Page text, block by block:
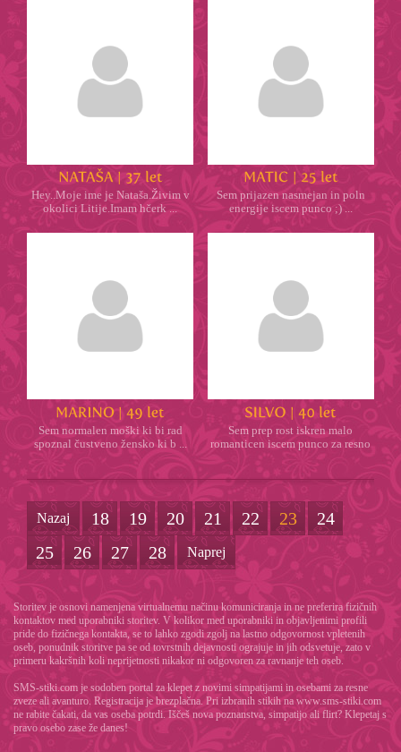
Hey..Moje ime je Nataša.Živim v
okolici Litije.Imam hčerk ...
Sem prijazen nasmejan in poln
energije iscem punco ;) ...
Sem normalen moški ki bi rad
spoznal čustveno žensko ki b ...
Sem prep rost iskren malo
romanticen iscem punco za resno
ra ...
Nazaj 18 19 20 21 22 23
24
25
26 27 28 Naprej
Storitev je osnovi namenjena virtualnemu načinu komuniciranja in ne preferira fizičnih
kontaktov med uporabniki storitev. V kolikor med uporabniki in objavljenimi profili
pride do fizičnega kontakta, se to lahko zgodi zgolj na lastno odgovornost vpletenih
oseb, ponudnik storitve pa se od tovrstnih dejavnosti ograjuje in jih odsvetuje, zato v
primeru kakršnih koli neprijetnosti nikakor ni odgovoren za ravnanje teh oseb.
SMS-stiki.com je sodoben portal za klepet z novimi simpatijami in osebami za resne
zveze ali avanturo. Registracija je brezplačna. Pri izbranih stikih na www.sms-stiki.com
ne rabite čakati, da vas oseba potrdi. Iščeš nova poznanstva, simpatijo ali flirt? Klepetaj s
pravo osebo zase že danes!